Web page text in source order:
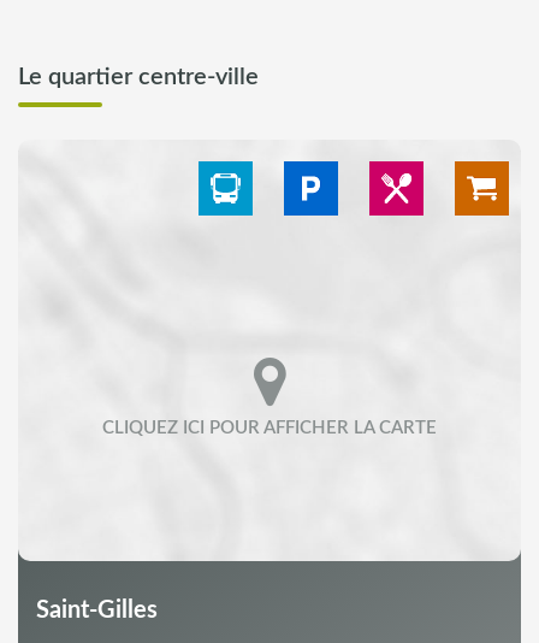
Le quartier centre-ville
Saint-Gilles